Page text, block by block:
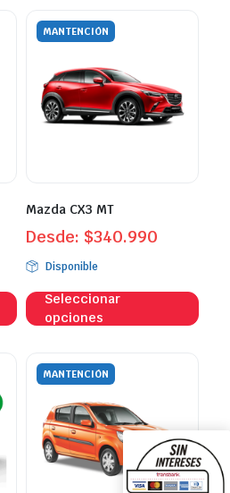
Este
producto
tiene
variantes.
opciones
pueden
MANTENCIÓN
Mazda CX3 MT
Desde: $340.990
Disponible
Seleccionar
opciones
se
MANTENCIÓN